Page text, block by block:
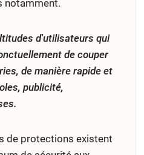
notamment.
d'utilisateurs qui
de couper
de manière rapide et
publicité,
de protections existent